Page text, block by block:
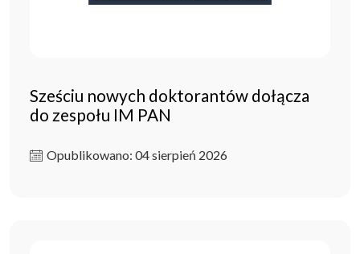
Sześciu nowych doktorantów dołącza
do zespołu IM PAN
Opublikowano: 04 sierpień 2026